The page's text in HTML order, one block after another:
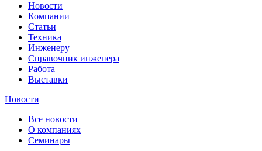
Новости
Компании
Статьи
Техника
Инженеру
Справочник инженера
Работа
Выставки
Новости
Все новости
О компаниях
Семинары